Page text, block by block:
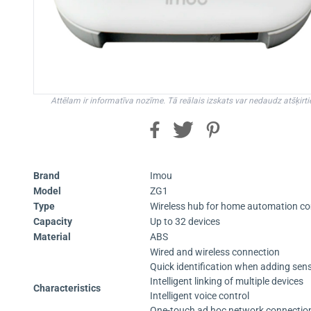
Attēlam ir informatīva nozīme. Tā reālais izskats var nedaudz
Brand
Imou
Model
ZG1
Type
Wireless hub for home automation
Capacity
Up to 32 devices
Material
ABS
Characteristics
Wired and wireless connection
Quick identification when adding
Intelligent linking of multiple devices
Intelligent voice control